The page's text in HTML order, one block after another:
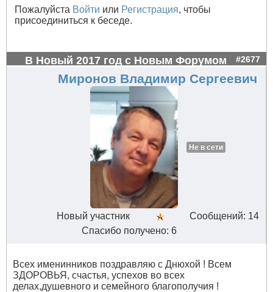
Пожалуйста Войти или Регистрация, чтобы
присоединиться к беседе.
В Новый 2017 год с Новым Форумом #2677
Миронов Владимир Сергеевич
Не в сети
Новый участник
Сообщений: 14
Спасибо получено: 6
Всех именинников поздравляю с Днюхой ! Всем
ЗДОРОВЬЯ, счастья, успехов во всех
делах,душевного и семейного благополучия !